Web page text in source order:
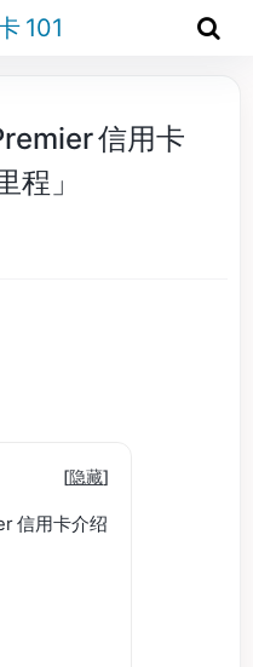
101
信用卡
程」
[隐藏]
信用卡介绍